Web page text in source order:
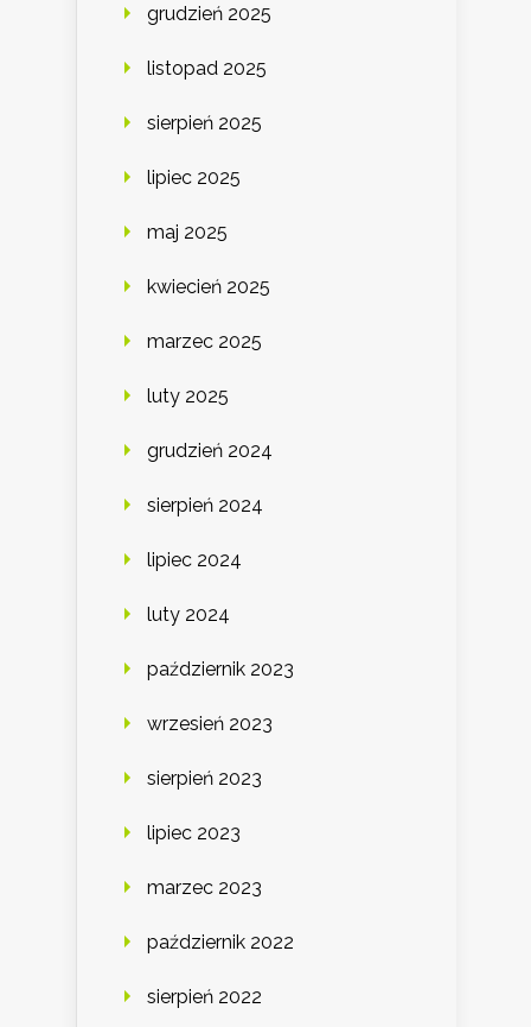
grudzień 2025
listopad 2025
sierpień 2025
lipiec 2025
maj 2025
kwiecień 2025
marzec 2025
luty 2025
grudzień 2024
sierpień 2024
lipiec 2024
luty 2024
październik 2023
wrzesień 2023
sierpień 2023
lipiec 2023
marzec 2023
październik 2022
sierpień 2022